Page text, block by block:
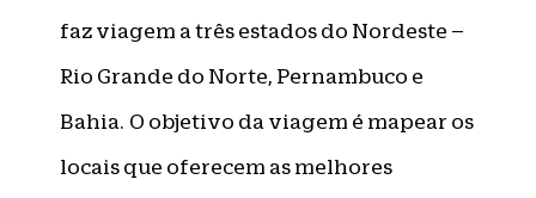
faz viagem a três estados do Nordeste –
Rio Grande do Norte, Pernambuco e
Bahia. O objetivo da viagem é mapear os
locais que oferecem as melhores